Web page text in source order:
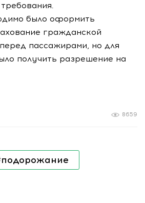
было оформить
гражданской
пассажирами, но для
получить разрешение на
8659